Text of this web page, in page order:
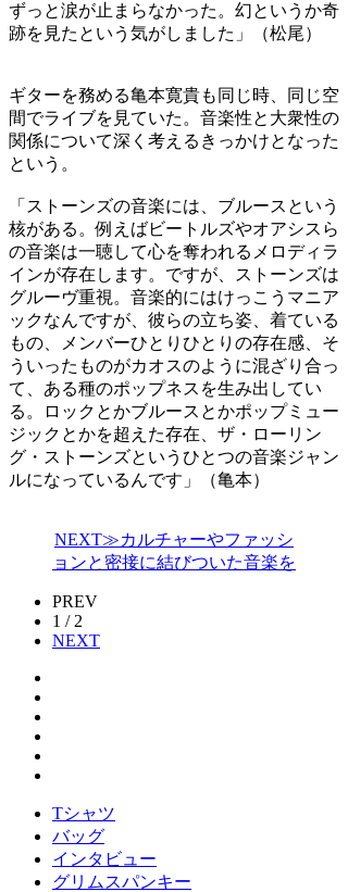
ずっと涙が止まらなかった。幻というか奇
跡を見たという気がしました」（松尾）
ギターを務める亀本寛貴も同じ時、同じ空
間でライブを見ていた。音楽性と大衆性の
関係について深く考えるきっかけとなった
という。
「ストーンズの音楽には、ブルースという
核がある。例えばビートルズやオアシスら
の音楽は一聴して心を奪われるメロディラ
インが存在します。ですが、ストーンズは
グルーヴ重視。音楽的にはけっこうマニア
ックなんですが、彼らの立ち姿、着ている
もの、メンバーひとりひとりの存在感、そ
ういったものがカオスのように混ざり合っ
て、ある種のポップネスを生み出してい
る。ロックとかブルースとかポップミュー
ジックとかを超えた存在、ザ・ローリン
グ・ストーンズというひとつの音楽ジャン
ルになっているんです」（亀本）
NEXT≫カルチャーやファッシ
ョンと密接に結びついた音楽を
PREV
1 / 2
NEXT
Tシャツ
バッグ
インタビュー
グリムスパンキー